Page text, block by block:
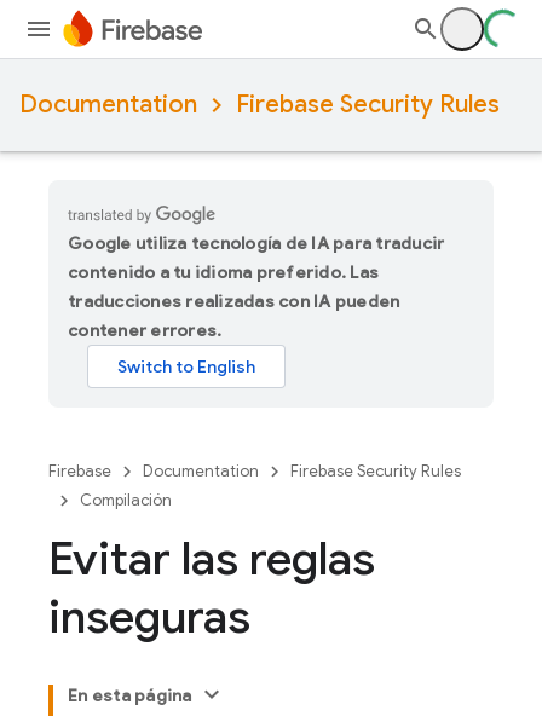
Documentation Firebase Security Rules
Google utiliza tecnología de IA para traducir
contenido a tu idioma preferido. Las
traducciones realizadas con IA pueden
contener errores.
Firebase Documentation
Firebase Security Rules
Compilación
Evitar las reglas
inseguras
En esta página